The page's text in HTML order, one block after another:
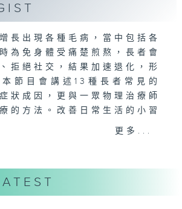
長出現各種毛病，當中包括各
為免身體受痛楚煎熬，長者會
拒絕社交，結果加速退化，形
節目會講述13種長者常見的
狀成因，更與一眾物理治療師
的方法。改善日常生活的小習
幫助他們緩解痛症？並剖析這
更多...